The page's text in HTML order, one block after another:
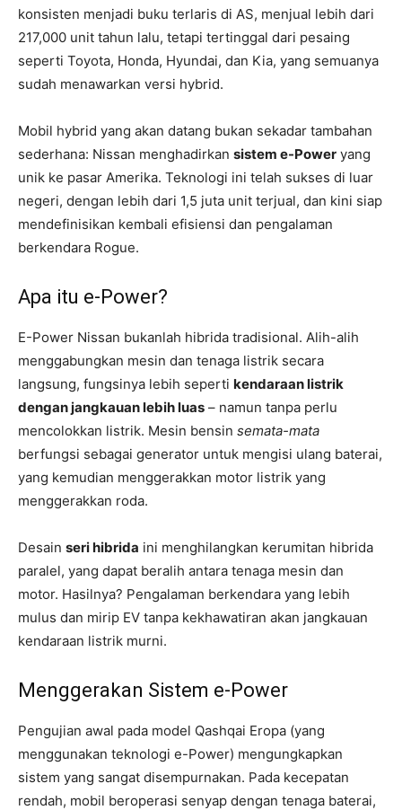
konsisten menjadi buku terlaris di AS, menjual lebih dari
217,000 unit tahun lalu, tetapi tertinggal dari pesaing
seperti Toyota, Honda, Hyundai, dan Kia, yang semuanya
sudah menawarkan versi hybrid.
Mobil hybrid yang akan datang bukan sekadar tambahan
sederhana: Nissan menghadirkan sistem e-Power yang
unik ke pasar Amerika. Teknologi ini telah sukses di luar
negeri, dengan lebih dari 1,5 juta unit terjual, dan kini siap
mendefinisikan kembali efisiensi dan pengalaman
berkendara Rogue.
Apa itu e-Power?
E-Power Nissan bukanlah hibrida tradisional. Alih-alih
menggabungkan mesin dan tenaga listrik secara
langsung, fungsinya lebih seperti kendaraan listrik
dengan jangkauan lebih luas – namun tanpa perlu
mencolokkan listrik. Mesin bensin semata-mata
berfungsi sebagai generator untuk mengisi ulang baterai,
yang kemudian menggerakkan motor listrik yang
menggerakkan roda.
Desain seri hibrida ini menghilangkan kerumitan hibrida
paralel, yang dapat beralih antara tenaga mesin dan
motor. Hasilnya? Pengalaman berkendara yang lebih
mulus dan mirip EV tanpa kekhawatiran akan jangkauan
kendaraan listrik murni.
Menggerakan Sistem e-Power
Pengujian awal pada model Qashqai Eropa (yang
menggunakan teknologi e-Power) mengungkapkan
sistem yang sangat disempurnakan. Pada kecepatan
rendah, mobil beroperasi senyap dengan tenaga baterai,